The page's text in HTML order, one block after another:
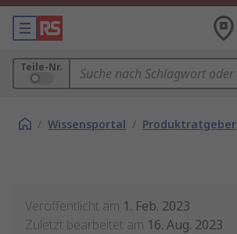
Teile-Nr.
/ Wissensportal / Produktratgeber
Veröffentlicht am 1. Feb. 2023
Zuletzt bearbeitet am 16. Aug. 2023